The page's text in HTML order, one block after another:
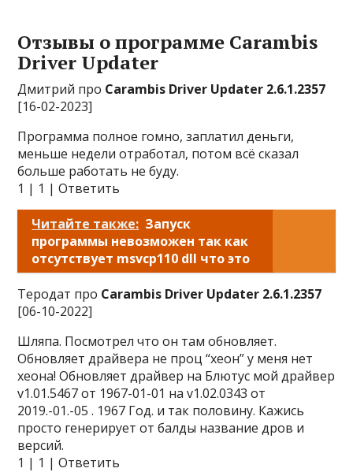
Отзывы о программе Carambis
Driver Updater
Дмитрий про Carambis Driver Updater 2.6.1.2357
[16-02-2023]
Программа полное гомно, заплатил деньги,
меньше недели отработал, потом всё сказал
больше работать не буду.
1 | 1 | Ответить
Читайте также: Запуск
программы невозможен так как
отсутствует msvcp110 dll что это
Теродат про Carambis Driver Updater 2.6.1.2357
[06-10-2022]
Шляпа. Посмотрел что он там обновляет.
Обновляет драйвера не проц “хеон” у меня нет
хеона! Обновляет драйвер на Блютус мой драйвер
v1.01.5467 от 1967-01-01 на v1.02.0343 от
2019.-01.-05 . 1967 Год. и так половину. Кажись
просто генерирует от балды название дров и
версий.
1 | 1 | Ответить